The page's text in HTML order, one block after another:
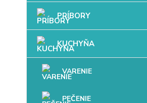
PRÍBORY
KUCHYŇA
VARENIE
PEČENIE